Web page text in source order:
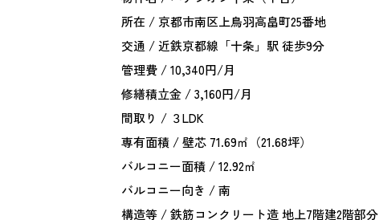
所在 / 京都市南区上鳥羽高畠町25番地
交通 / 近鉄京都線「十条」駅 徒歩9分
管理費 / 10,340円/月
修繕積立金 / 3,160円/月
間取り / ３LDK
専有面積 / 壁芯 71.69㎡（21.68坪）
バルコニー面積 / 12.92㎡
バルコニー向き / 南
構造等 / 鉄筋コンクリート造 地上7階建2階部分